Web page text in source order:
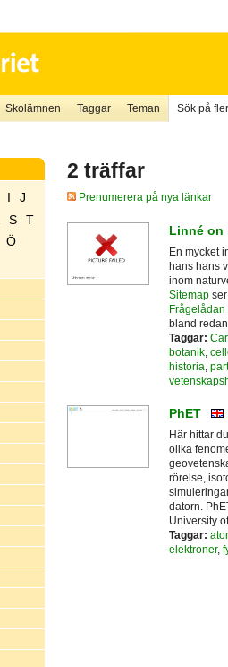
Skolämnen Taggar Teman Sök på
I
J
S
T
Ö
2 träffar
Prenumerera på nya länkar
Linné on
En mycket
hans hans
inom
Sitemapser
Frågelådan
bland
Taggar:
botanik,
historia
PhET
Här hittar
olika
rörelse,
datorn.
University
Taggar:
elektroner,